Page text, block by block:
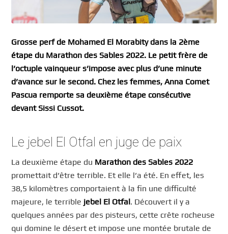
Grosse perf de Mohamed El Morabity dans la 2ème
étape du Marathon des Sables 2022. Le petit frère de
l’octuple vainqueur s’impose avec plus d’une minute
d’avance sur le second. Chez les femmes, Anna Comet
Pascua remporte sa deuxième étape consécutive
devant Sissi Cussot.
Le jebel El Otfal en juge de paix
La deuxième étape du Marathon des Sables 2022
promettait d’être terrible. Et elle l’a été. En effet, les
38,5 kilomètres comportaient à la fin une difficulté
majeure, le terrible jebel El Otfal. Découvert il y a
quelques années par des pisteurs, cette crête rocheuse
qui domine le désert et impose une montée brutale de